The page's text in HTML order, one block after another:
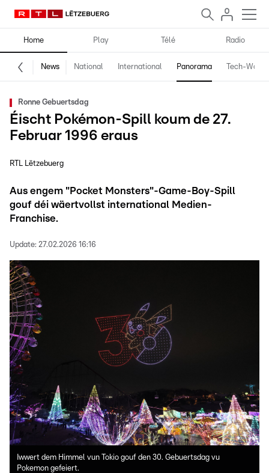
Home Play Télé Radio
News National International Panorama Tech-World
Ronne Gebuertsdag
Éischt Pokémon-Spill koum de 27.
Februar 1996 eraus
RTL Lëtzebuerg
Aus engem "Pocket Monsters"-Game-Boy-Spill
gouf déi wäertvollst international Medien-
Franchise.
Update: 27.02.2026 16:16
Iwwert dem Himmel vun Tokio gouf den 30. Gebuertsdag vu
Pokemon gefeiert.